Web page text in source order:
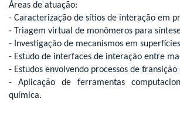
Áreas de atuação:
- Caracterização de sítios de interação em
- Triagem virtual de monômeros para
- Investigação de mecanismos em
- Estudo de interfaces de interação entre
- Estudos envolvendo processos de
- Aplicação de ferramentas
química.